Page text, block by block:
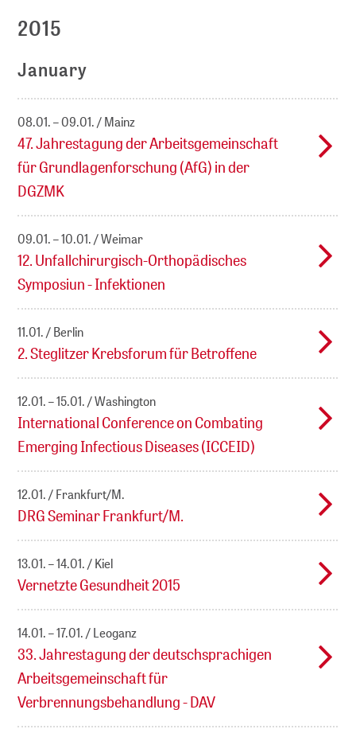
2015
January
08.01. – 09.01. Mainz
47. Jahrestagung der Arbeitsgemeinschaft
für Grundlagenforschung (AfG) in der
DGZMK
09.01. – 10.01. Weimar
12. Unfallchirurgisch-Orthopädisches
Symposiun - Infektionen
11.01. Berlin
2. Steglitzer Krebsforum für Betroffene
12.01. – 15.01. Washington
International Conference on Combating
Emerging Infectious Diseases (ICCEID)
12.01. Frankfurt/M.
DRG Seminar Frankfurt/M.
13.01. – 14.01. Kiel
Vernetzte Gesundheit 2015
14.01. – 17.01. Leoganz
33. Jahrestagung der deutschsprachigen
Arbeitsgemeinschaft für
Verbrennungsbehandlung - DAV